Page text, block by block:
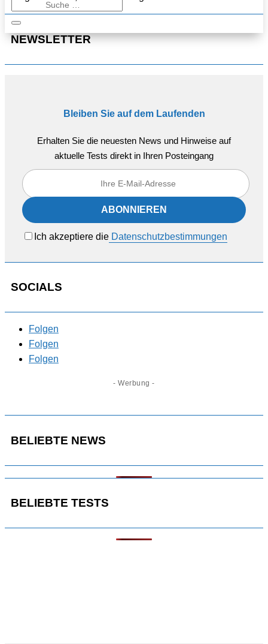
NEWSLETTER
Bleiben Sie auf dem Laufenden
Erhalten Sie die neuesten News und Hinweise auf
aktuelle Tests direkt in Ihren Posteingang
Ich akzeptiere die Datenschutzbestimmungen
SOCIALS
Folgen
Folgen
Folgen
- Werbung -
BELIEBTE NEWS
BELIEBTE TESTS